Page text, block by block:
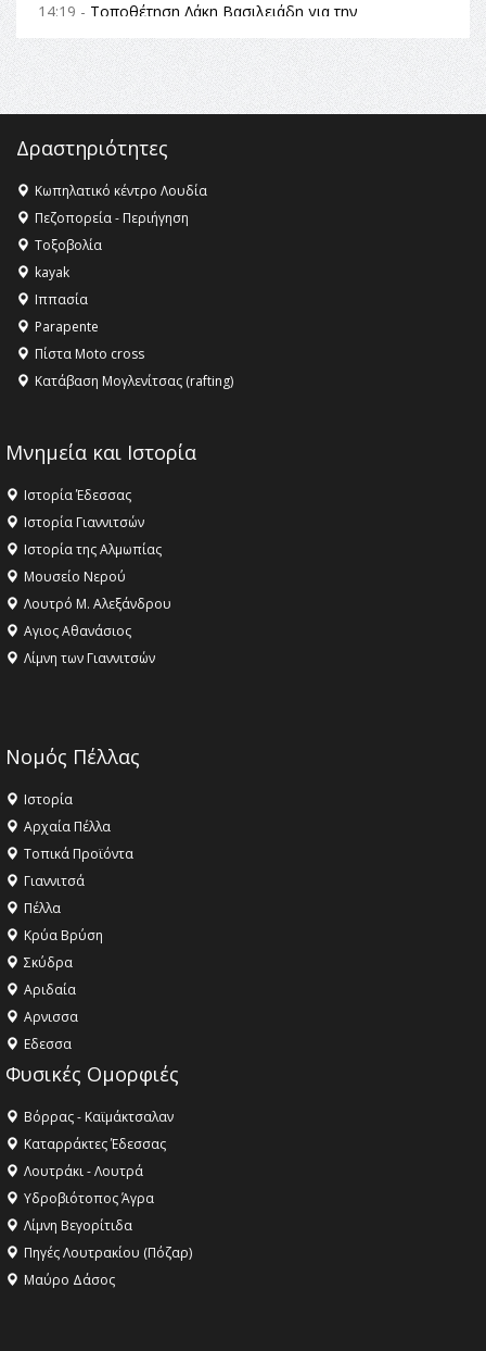
14:19 - Τοποθέτηση Λάκη Βασιλειάδη για την
Αναθεώρηση του Συντάγματος: «Σε τέτοιες κορυφαίες
θεσμικές διαδικασίες υπάρχει μόνο η ευθύνη απέναντι
στις επόμενες γενιές»
16:35 -Το πρόγραμμα του ΠΑΟΚ στον δεύτερο γύρο του
16:27 - Όλυμπος: Εντάχθηκε στον Κατάλογο Παγκόσμιας
Κληρονομιάς της UNESCO – Ομόφωνη η απόφαση Ο
Όλυμπος αναγνωρίστηκε ως φυσικό και πολιτιστικό
αγαθό εξέχουσας οικουμενικής αξίας για την
ανθρωπότητα
16:18 -
ΣΤΗΝ ΕΔΕΣΣΑ
Δραστηριότητες
Κωπηλατικό κέντρο Λουδία
Πεζοπορεία - Περιήγηση
Τοξοβολία
kayak
Ιππασία
Parapente
Πίστα Moto cross
Κατάβαση Μογλενίτσας (rafting)
Μνημεία και Ιστορία
Ιστορία Έδεσσας
Ιστορία Γιαννιτσών
Ιστορία της Αλμωπίας
Μουσείο Νερού
Λουτρό Μ. Αλεξάνδρου
Αγιος Αθανάσιος
Λίμνη των Γιαννιτσών
Νομός Πέλλας
Ιστορία
Αρχαία Πέλλα
Τοπικά Προϊόντα
Γιαννιτσά
Πέλλα
Κρύα Βρύση
Σκύδρα
Αριδαία
Aρνισσα
Eδεσσα
Φυσικές Ομορφιές
Βόρρας - Καϊμάκτσαλαν
Καταρράκτες Έδεσσας
Λουτράκι - Λουτρά
Υδροβιότοπος Άγρα
Λίμνη Βεγορίτιδα
Πηγές Λουτρακίου (Πόζαρ)
Μαύρο Δάσος